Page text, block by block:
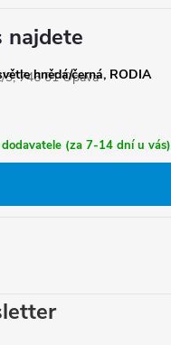
hnědá/černá, RODIA
(za 7-14 dní u vás)
najdete
3, 746 01 Opava